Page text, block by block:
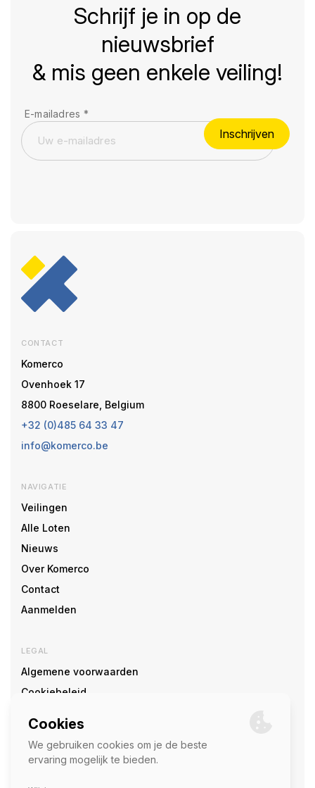
Schrijf je in op de
nieuwsbrief
& mis geen enkele veiling!
E-mailadres *
Inschrijven
CONTACT
Komerco
Ovenhoek 17
8800 Roeselare, Belgium
+32 (0)485 64 33 47
info@komerco.be
NAVIGATIE
Veilingen
Alle Loten
Nieuws
Over Komerco
Contact
Aanmelden
LEGAL
Algemene voorwaarden
Cookiebeleid
SOCIAL